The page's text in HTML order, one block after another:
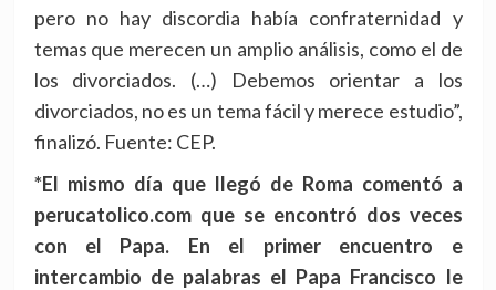
pero no hay discordia había confraternidad y
temas que merecen un amplio análisis, como el de
los divorciados. (…) Debemos orientar a los
divorciados, no es un tema fácil y merece estudio”,
finalizó. Fuente: CEP.
*El mismo día que llegó de Roma comentó a
perucatolico.com que se encontró dos veces
con el Papa. En el primer encuentro e
intercambio de palabras el Papa Francisco le